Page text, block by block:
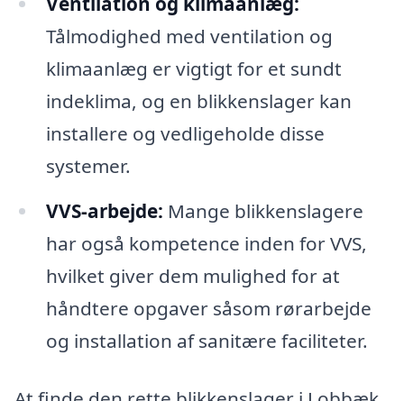
Tålmodighed med ventilation og
klimaanlæg er vigtigt for et sundt
indeklima, og en blikkenslager kan
installere og vedligeholde disse
systemer.
VVS-arbejde: Mange blikkenslagere
har også kompetence inden for VVS,
hvilket giver dem mulighed for at
håndtere opgaver såsom rørarbejde
og installation af sanitære faciliteter.